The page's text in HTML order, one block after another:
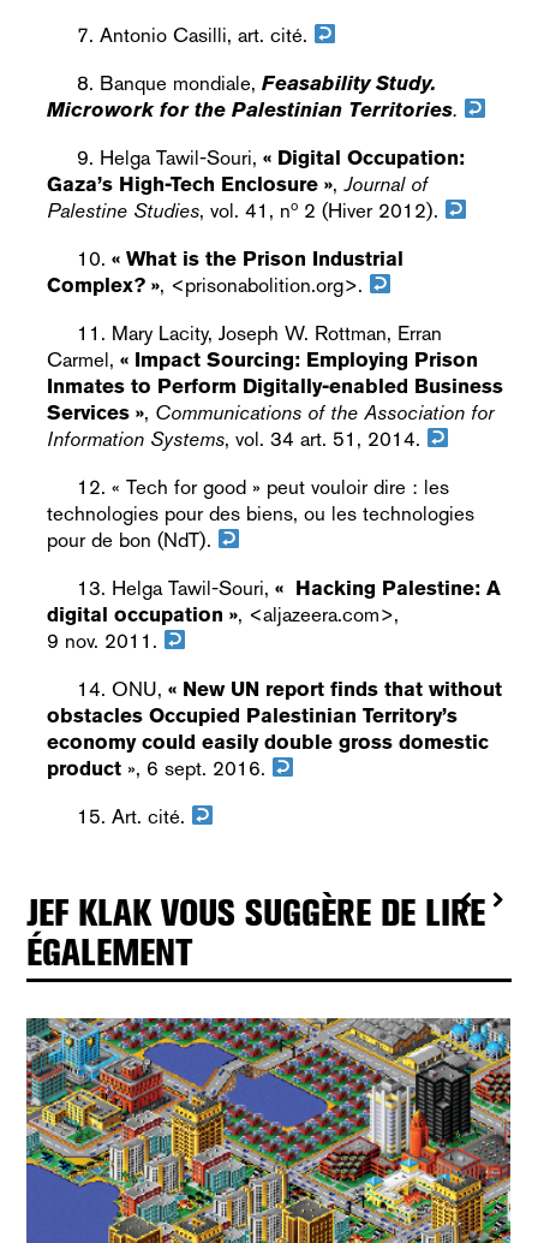
Antonio Casilli, art. cité.
Banque mondiale, Feasability Study.
Microwork for the Palestinian Territories.
Helga Tawil-Souri, « Digital Occupation:
Gaza’s High-Tech Enclosure », Journal of
Palestine Studies, vol. 41, no2 (Hiver 2012).
« What is the Prison Industrial
Complex? », <prisonabolition.org>.
Mary Lacity, Joseph W. Rottman, Erran
Carmel, « Impact Sourcing: Employing Prison
Inmates to Perform Digitally-enabled Business
Services », Communications of the Association for
Information Systems, vol. 34 art. 51, 2014.
« Tech for good » peut vouloir dire : les
technologies pour des biens, ou les technologies
pour de bon (NdT).
Helga Tawil-Souri, « Hacking Palestine: A
digital occupation », <aljazeera.com>,
9 nov. 2011.
ONU, « New UN report finds that without
obstacles Occupied Palestinian Territory’s
economy could easily double gross domestic
product», 6 sept. 2016.
Art. cité.
JEF KLAK VOUS SUGGÈRE DE LIRE
ÉGALEMENT